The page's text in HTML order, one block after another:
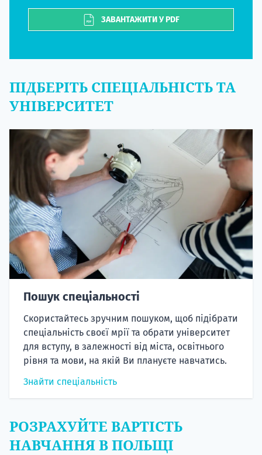
ЗАВАНТАЖИТИ У PDF
ПІДБЕРІТЬ СПЕЦІАЛЬНІСТЬ ТА
УНІВЕРСИТЕТ
Пошук спеціальності
Скористайтесь зручним пошуком, щоб підібрати
спеціальність своєї мрії та обрати університет
для вступу, в залежності від міста, освітнього
рівня та мови, на якій Ви плануєте навчатись.
Знайти спеціальність
РОЗРАХУЙТЕ ВАРТІСТЬ
НАВЧАННЯ В ПОЛЬЩІ